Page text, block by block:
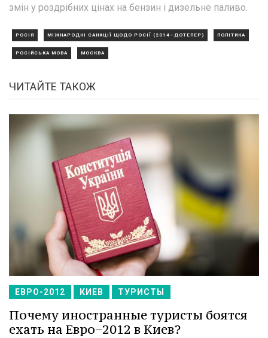
змін у роздрібних цінах на бензин і дизельне паливо.
РОСІЯ МІЖНАРОДНІ САНКЦІЇ ЩОДО РОСІЇ (2014—ДОТЕПЕР) ПОЛІТИКА
РОСІЙСЬКА МОВА МОСКВА
ЧИТАЙТЕ ТАКОЖ
ЕВРО-2012 КИЕВ ТУРИСТЫ
Почему иностранные туристы боятся
ехать на Евро−2012 в Киев?